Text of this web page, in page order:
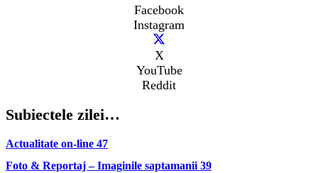
Facebook
Instagram
X
YouTube
Reddit
Subiectele zilei…
Actualitate on-line 47
Foto & Reportaj – Imaginile saptamanii 39